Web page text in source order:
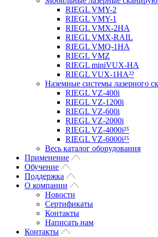
RIEGL VMY-2
RIEGL VMY-1
RIEGL VMX-2HA
RIEGL VMX-RAIL
RIEGL VMQ-1HA
RIEGL VMZ
RIEGL miniVUX-HA
RIEGL VUX-1HA²²
Наземные системы лазерного
RIEGL VZ-400i
RIEGL VZ-1200i
RIEGL VZ-600i
RIEGL VZ-2000i
RIEGL VZ-4000i²⁵
RIEGL VZ-6000i²⁵
Весь каталог оборудования
Применение
Обучение
Поддержка
О компании
Новости
Сертификаты
Контакты
Написать нам
Контакты